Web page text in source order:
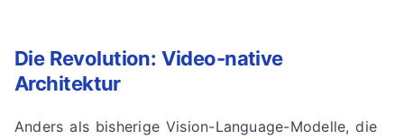
Die Revolution: Video-native
Architektur
Anders als bisherige Vision-Language-Modelle, die